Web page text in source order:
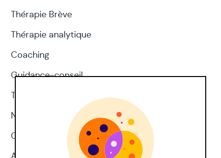
Thérapie Brève
Thérapie analytique
Coaching
Guidance-conseil
Thérapie d'acceptation et d'engagement
Neuropsychologie
CNV